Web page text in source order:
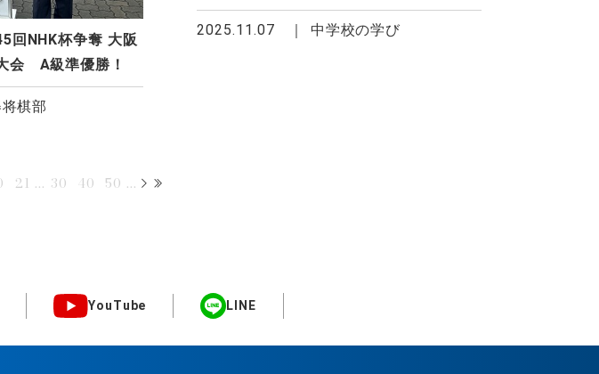
NHK杯争奪 大阪
会 A級準優勝！
棋部
2025.11.07 中学校の学び
21 ... 30 40 50 ...
YouTube LINE